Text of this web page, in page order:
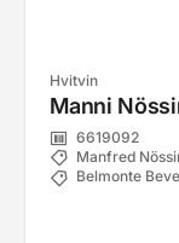
Hvitvin
Manni
6619092
Manfred
Belmonte